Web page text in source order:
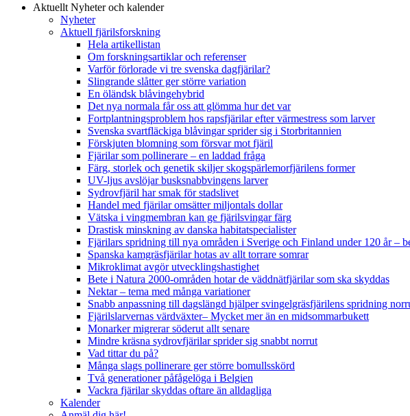
Aktuellt Nyheter och kalender
Nyheter
Aktuell fjärilsforskning
Hela artikellistan
Om forskningsartiklar och referenser
Varför förlorade vi tre svenska dagfjärilar?
Slingrande slåtter ger större variation
En öländsk blåvingehybrid
Det nya normala får oss att glömma hur det var
Fortplantningsproblem hos rapsfjärilar efter värmestress som larver
Svenska svartfläckiga blåvingar sprider sig i Storbritannien
Förskjuten blomning som försvar mot fjäril
Fjärilar som pollinerare – en laddad fråga
Färg, storlek och genetik skiljer skogspärlemorfjärilens former
UV-ljus avslöjar busksnabbvingens larver
Sydrovfjäril har smak för stadslivet
Handel med fjärilar omsätter miljontals dollar
Vätska i vingmembran kan ge fjärilsvingar färg
Drastisk minskning av danska habitatspecialister
Fjärilars spridning till nya områden i Sverige och Finland under 120 år–
Spanska kamgräsfjärilar hotas av allt torrare somrar
Mikroklimat avgör utvecklingshastighet
Bete i Natura 2000-områden hotar de väddnätfjärilar som ska skyddas
Nektar – tema med många variationer
Snabb anpassning till dagslängd hjälper svingelgräsfjärilens spridning
Fjärilslarvernas värdväxter– Mycket mer än en midsommarbukett
Monarker migrerar söderut allt senare
Mindre kräsna sydrovfjärilar sprider sig snabbt norrut
Vad tittar du på?
Många slags pollinerare ger större bomullsskörd
Två generationer påfågelöga i Belgien
Vackra fjärilar skyddas oftare än alldagliga
Kalender